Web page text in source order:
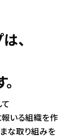
、
報いる組織を作
な取り組みを